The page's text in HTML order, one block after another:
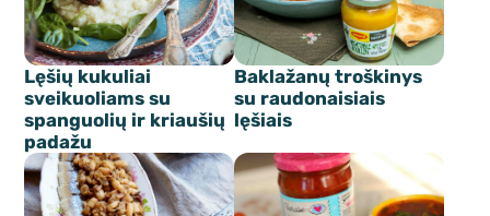
Lęšių kukuliai
sveikuoliams su
spanguolių ir kriaušių
padažu
Baklažanų troškinys
su raudonaisiais
lęšiais